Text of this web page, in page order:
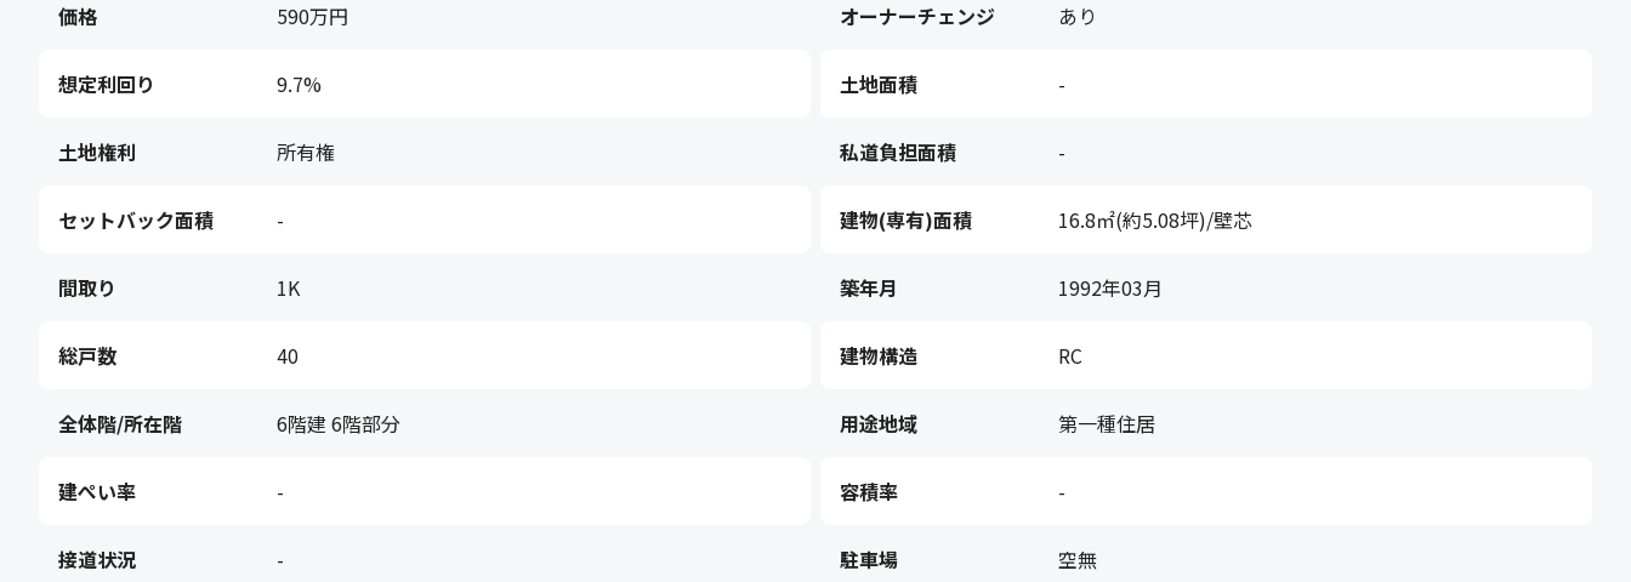
価格 590万円 オーナーチェンジ あり
想定利回り 9.7% 土地面積 -
土地権利 所有権 私道負担面積 -
セットバック面積 - 建物(専有)面積 16.8㎡(約5.08坪)/壁芯
間取り 1K 築年月 1992年03月
総戸数 40 建物構造 RC
全体階/所在階 6階建 6階部分 用途地域 第一種住居
建ぺい率 - 容積率 -
接道状況 - 駐車場 空無